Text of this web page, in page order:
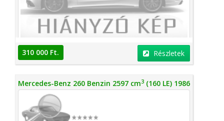
310 000 Ft. Részletek
Mercedes-Benz 260 Benzin 2597 cm3 (160 LE) 1986